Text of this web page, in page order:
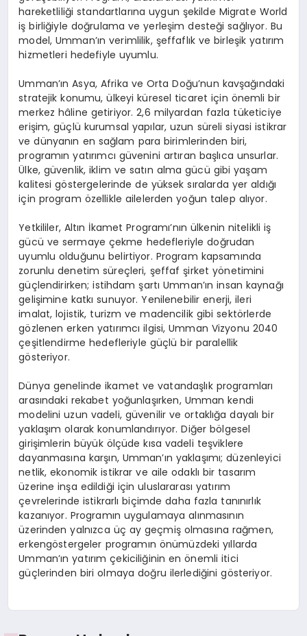
hareketliliği standartlarına uygun şekilde Migrate World
iş birliğiyle doğrulama ve yerleşim desteği sağlıyor. Bu
model, Umman’ın verimlilik, şeffaflık ve birleşik yatırım
hizmetleri hedefiyle uyumlu.
Umman’ın Asya, Afrika ve Orta Doğu’nun kavşağındaki
stratejik konumu, ülkeyi küresel ticaret için önemli bir
merkez hâline getiriyor. 2,6 milyardan fazla tüketiciye
erişim, güçlü kurumsal yapılar, uzun süreli siyasi istikrar
ve dünyanın en sağlam para birimlerinden biri,
programın yatırımcı güvenini artıran başlıca unsurlar.
Ülke, güvenlik, iklim ve satın alma gücü gibi yaşam
kalitesi göstergelerinde de yüksek sıralarda yer aldığı
için program özellikle ailelerden yoğun talep alıyor.
Yetkililer, Altın İkamet Programı’nın ülkenin nitelikli iş
gücü ve sermaye çekme hedefleriyle doğrudan
uyumlu olduğunu belirtiyor. Program kapsamında
zorunlu denetim süreçleri, şeffaf şirket yönetimini
güçlendirirken; istihdam şartı Umman’ın insan kaynağı
gelişimine katkı sunuyor. Yenilenebilir enerji, ileri
imalat, lojistik, turizm ve madencilik gibi sektörlerde
gözlenen erken yatırımcı ilgisi, Umman Vizyonu 2040
çeşitlendirme hedefleriyle güçlü bir paralellik
gösteriyor.
Dünya genelinde ikamet ve vatandaşlık programları
arasındaki rekabet yoğunlaşırken, Umman kendi
modelini uzun vadeli, güvenilir ve ortaklığa dayalı bir
yaklaşım olarak konumlandırıyor. Diğer bölgesel
girişimlerin büyük ölçüde kısa vadeli teşviklere
dayanmasına karşın, Umman’ın yaklaşımı; düzenleyici
netlik, ekonomik istikrar ve aile odaklı bir tasarım
üzerine inşa edildiği için uluslararası yatırım
çevrelerinde istikrarlı biçimde daha fazla tanınırlık
kazanıyor. Programın uygulamaya alınmasının
üzerinden yalnızca üç ay geçmiş olmasına rağmen,
erkengöstergeler programın önümüzdeki yıllarda
Umman’ın yatırım çekiciliğinin enönemli itici
güçlerinden biri olmaya doğru ilerlediğini gösteriyor.